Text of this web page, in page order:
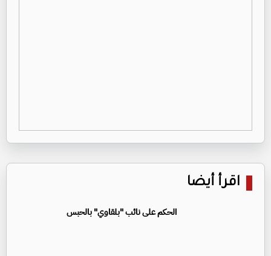
اقرأ أيضا
الحكم على نائب "بلقاوي" بالحبس